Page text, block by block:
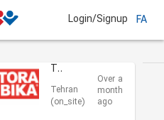
Login/Signup FA
TORABIKA
Tehran
(on_site)
Over a
month
ago